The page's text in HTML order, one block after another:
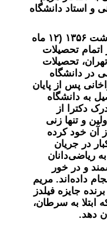
و استاد دانشگاه
مریم میرزاخانی متولد ۲۲ اردیبهشت ۱۳۵۶ (۱۲ ماه
از اتمام تحصیلات
تحصیلات
در دانشگاه
پس از پایان
به دانشگاه
دکترا از
و تنها زنی
آن خود کرده
در جریان
ریاضی‌دانان
و در خور
داده‌اند. مریم
۲۰۱۴ میلادی برنده جایزه فیلدز
ابتلا به سرطان،
دهد.